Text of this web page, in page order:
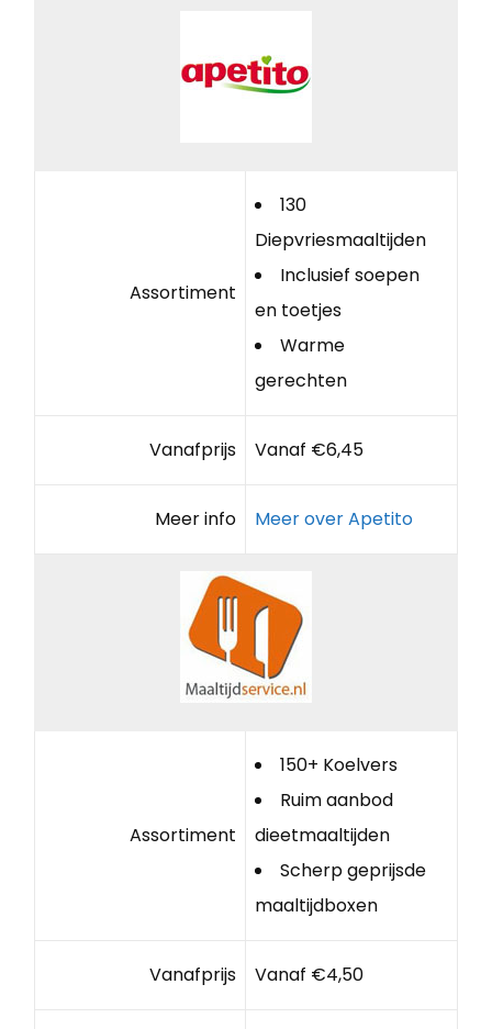
Assortiment
130
Diepvriesmaaltijden
Inclusief soepen
en toetjes
Warme
gerechten
Vanafprijs Vanaf €6,45
Meer info Meer over Apetito
Assortiment
150+ Koelvers
Ruim aanbod
dieetmaaltijden
Scherp geprijsde
maaltijdboxen
Vanafprijs Vanaf €4,50